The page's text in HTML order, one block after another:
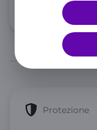
Info 5G e
Protezione